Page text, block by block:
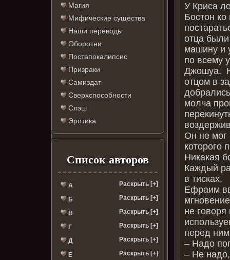
Магия
Мифические существа
Наши переводы
Оборотни
Постапокалипсис
Призраки
Самиздат
Сверхспособности
Слэш
Эротика
Список авторов
А Раскрыть [+]
Б Раскрыть [+]
В Раскрыть [+]
Г Раскрыть [+]
Д Раскрыть [+]
Е Раскрыть [+]
У Криса
Бостон
отца
машину и
по всему
Джошуа.
отцом в
молча
Он не мог
которого
Никакая
Каждый
в тисках.
Ефраим
не
перед
– Надо
– Не надо,